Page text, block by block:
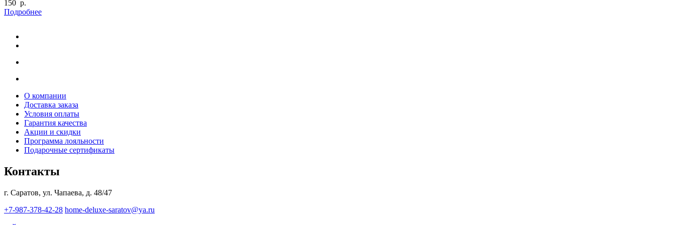
150 р.
Подробнее
О компании
Доставка заказа
Условия оплаты
Гарантия качества
Акции и скидки
Программа лояльности
Подарочные сертификаты
Контакты
г. Саратов, ул. Чапаева, д. 48/47
+7-987-378-42-28 home-deluxe-saratov@ya.ru